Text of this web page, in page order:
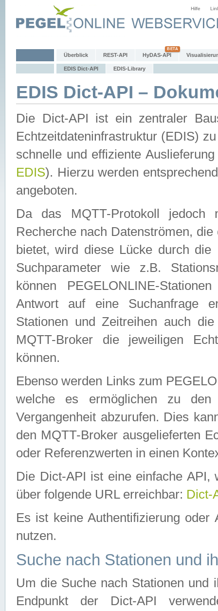
Hilfe
Überblick REST-API HyDAS-API
EDIS Dict-API EDIS-Library
EDIS Dict-API –
Die Dict-API ist ein zentraler
Echtzeitdateninfrastruktur (EDIS)
schnelle und effiziente
EDIS). Hierzu werden
angeboten.
Da das MQTT-Protokoll jedoch
Recherche nach Datenströmen,
bietet, wird diese Lücke durch die
Suchparameter wie z.B.
können PEGELONLINE-
Antwort auf eine Suchanfrage
Stationen und Zeitreihen auch
MQTT-Broker die jeweiligen
können.
Ebenso werden Links zum
welche es ermöglichen zu den
Vergangenheit abzurufen. Dies
den MQTT-Broker ausgelieferten
oder Referenzwerten in einen
Die Dict-API ist eine einfache API,
über folgende URL erreichbar: Dict-
Es ist keine Authentifizierung
nutzen.
Suche nach Stationen und
Um die Suche nach Stationen und
Endpunkt der Dict-API